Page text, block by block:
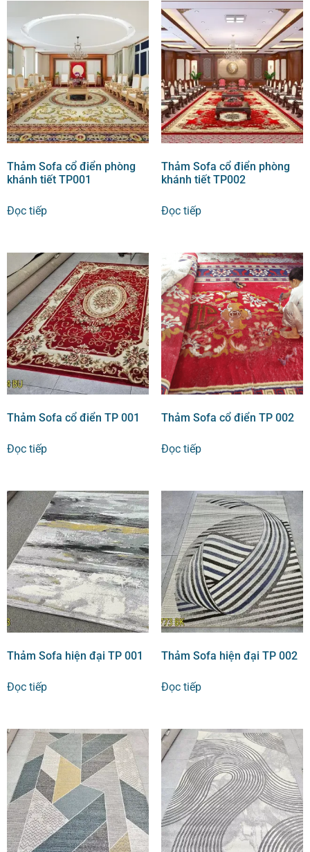
Thảm Sofa cổ điển phòng
khánh tiết TP001
Đọc tiếp
Thảm Sofa cổ điển phòng
khánh tiết TP002
Đọc tiếp
Thảm Sofa cổ điển TP 001
Đọc tiếp
Thảm Sofa cổ điển TP 002
Đọc tiếp
Thảm Sofa hiện đại TP 001
Đọc tiếp
Thảm Sofa hiện đại TP 002
Đọc tiếp